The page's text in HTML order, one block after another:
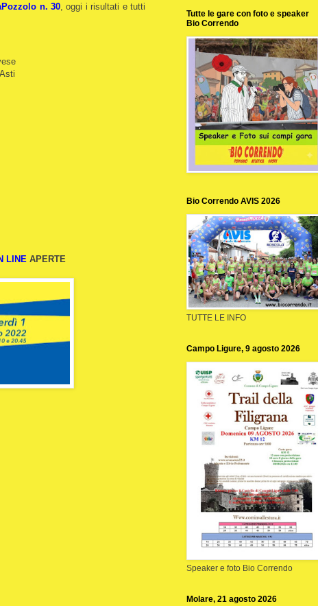
n. 30 , oggi i risultati e tutti
LINEAPERTE
Tutte le gare con foto e speaker
Bio Correndo
Bio Correndo AVIS 2026
TUTTE LE INFO
Campo Ligure, 9 agosto 2026
Speaker e foto Bio Correndo
Molare, 21 agosto 2026